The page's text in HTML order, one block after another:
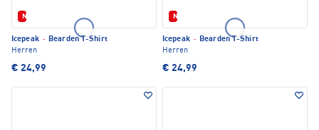
Neu
Icepeak · Bearden T-Shirt
Herren
€ 24,99
Neu
Icepeak · Bearden T-Shirt
Herren
€ 24,99